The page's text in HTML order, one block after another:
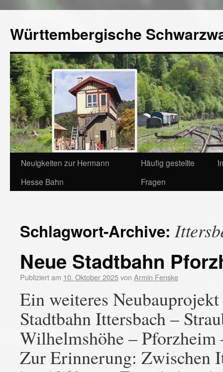
Württembergische
Neuigkeiten zur Hermann
Hesse Bahn
Häufig gestellte
Fragen
Schlagwort-Archive:
Neue Stadtbahn
Publiziert am 10. Oktober 2025von Armin Fenske
Ein weiteres
Stadtbahn Ittersbach –
Wilhelmshöhe –
Zur Erinnerung: Zwischen